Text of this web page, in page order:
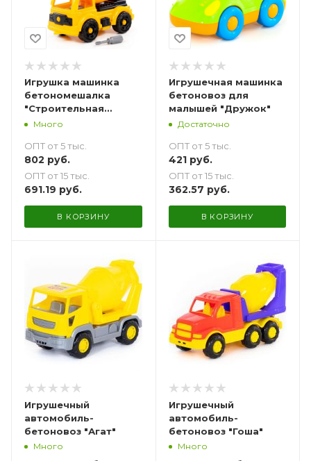
Игрушка машинка
бетономешалка
"Строительная
техника" 29 см
27 эл. Полесье
Много
ОПТ от 5 тыс.
802 руб.
ОПТ от 15 тыс.
691.19 руб.
В КОРЗИНУ
Игрушечная машинка
бетоновоз для
малышей "Дружок"
Достаточно
ОПТ от 5 тыс.
421руб.
ОПТ от 15 тыс.
362.57 руб.
В КОРЗИНУ
Игрушечный
автомобиль-
бетоновоз "Агат"
Много
Игрушечный
автомобиль-
бетоновоз "Гоша"
Много